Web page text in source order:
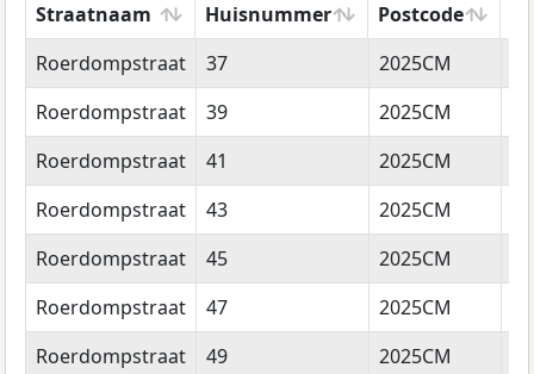
Straatnaam Huisnummer Postcode
Straatnaam
Huisnummer Postcode
Roerdompstraat 37 2025CM
Roerdompstraat
39 2025CM
Roerdompstraat
41 2025CM
Roerdompstraat
43 2025CM
Roerdompstraat
45 2025CM
Roerdompstraat
47 2025CM
Roerdompstraat
49 2025CM